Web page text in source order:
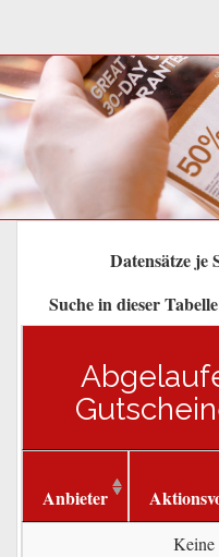
Datensätze je
Suche in dieser
Anbieter
Keine